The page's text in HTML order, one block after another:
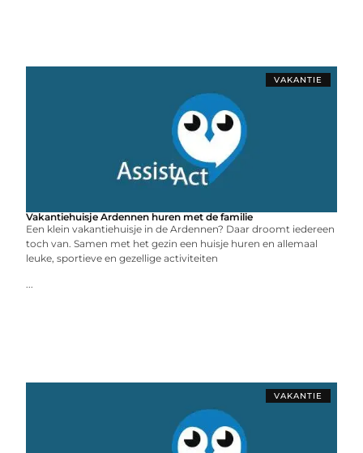
VAKANTIE
Vakantiehuisje Ardennen huren met de familie
Een klein vakantiehuisje in de Ardennen? Daar droomt iedereen
toch van. Samen met het gezin een huisje huren en allemaal
leuke, sportieve en gezellige activiteiten
...
VAKANTIE